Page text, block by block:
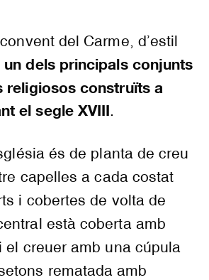
del Carme, d’estil
un dels principals conjunts
religiosos construïts a
el segle XVIII.
és de planta de creu
capelles a cada costat
i cobertes de volta de
està coberta amb
el creuer amb una cúpula
rematada amb